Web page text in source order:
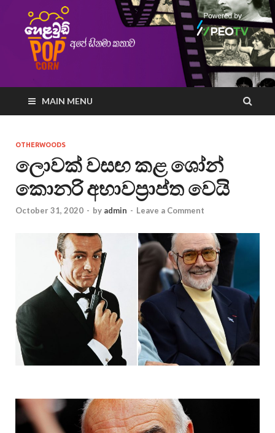
MAIN MENU
OTHERWOODS
ලොවක් වසඟ කළ ශෝන්
කොනරි අභාවප්‍රාප්ත වෙයි
October 31, 2020 - by admin - Leave a Comment